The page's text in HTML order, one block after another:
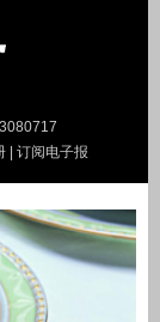
订阅电子报